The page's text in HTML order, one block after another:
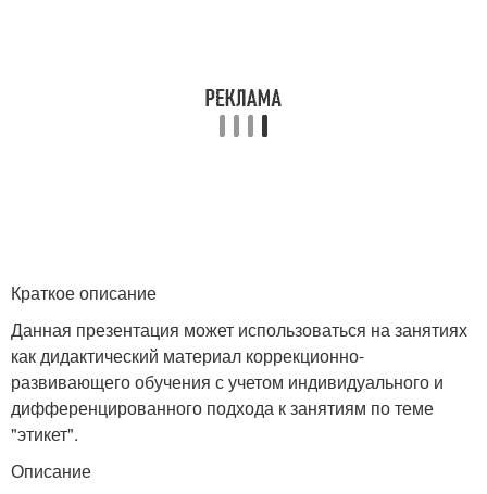
Краткое описание
Данная презентация может использоваться на занятиях
как дидактический материал коррекционно-
развивающего обучения с учетом индивидуального и
дифференцированного подхода к занятиям по теме
"этикет".
Описание